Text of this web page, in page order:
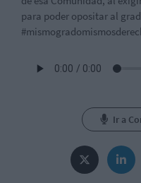
para poder opositar al
Ir a